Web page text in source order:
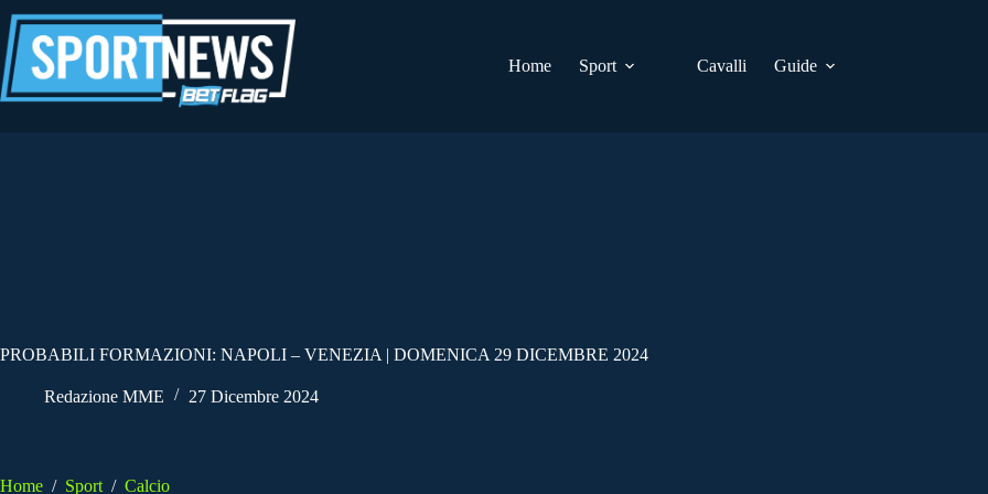
al
contenuto
Home
Sport Cavalli Guide
PROBABILI FORMAZIONI: NAPOLI – VENEZIA | DOMENICA 29 DICEMBRE 2024
Redazione MME 27 Dicembre 2024
Home / Sport / Calcio